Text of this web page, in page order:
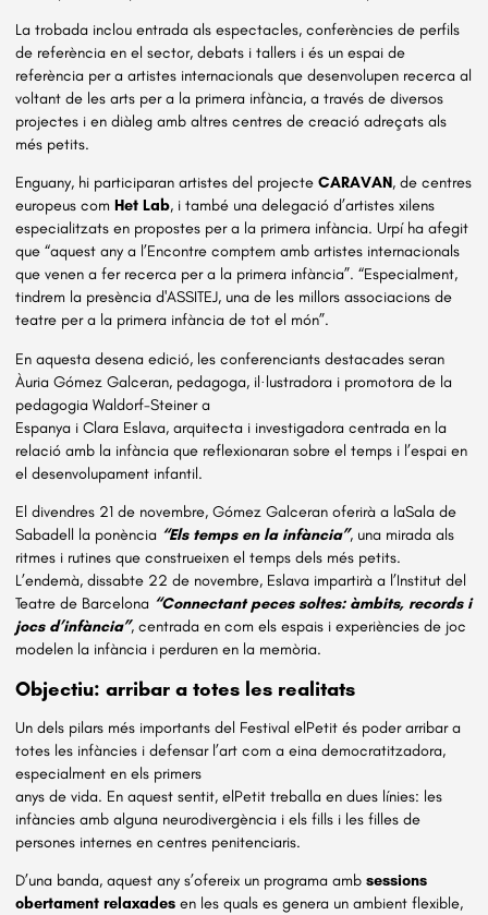
La trobada inclou entrada als espectacles, conferències de perfils
de referència en el sector, debats i tallers i és un espai de
referència per a artistes internacionals que desenvolupen recerca al
voltant de les arts per a la primera infància, a través de diversos
projectes i en diàleg amb altres centres de creació adreçats als
més petits.
Enguany, hi participaran artistes del projecteCARAVAN, de centres
europeus comHet Lab, i també una delegació d’artistes xilens
especialitzats en propostes per a la primera infància. Urpí ha afegit
que “aquest any a l’Encontre comptem amb artistes internacionals
que venen a fer recerca per a la primera infància”. “Especialment,
tindrem la presència d'ASSITEJ, una de les millors associacions de
teatre per a la primera infància de tot el món”.
En aquesta desena edició, les conferenciants destacades seran
Àuria Gómez Galceran, pedagoga, il·lustradora i promotora de la
pedagogia Waldorf-Steiner a
Espanya i Clara Eslava, arquitecta i investigadora centrada en la
relació amb la infància que reflexionaran sobre el temps i l’espai en
el desenvolupament infantil.
El divendres 21 de novembre, Gómez Galceran oferirà a laSala de
Sabadell la ponència “Els temps en la infància”, una mirada als
ritmes i rutines que construeixen el temps dels més petits.
L’endemà, dissabte 22 de novembre, Eslava impartirà a l’Institut del
Teatre de Barcelona “Connectant peces soltes: àmbits, records i
jocs d’infància”, centrada en com els espais i experiències de joc
modelen la infància i perduren en la memòria.
Objectiu: arribar a totes les realitats
Un dels pilars més importants del Festival elPetit és poder arribar a
totes les infàncies i defensar l’art com a eina democratitzadora,
especialment en els primers
anys de vida. En aquest sentit, elPetit treballa en dues línies: les
infàncies amb alguna neurodivergència i els fills i les filles de
persones internes en centres penitenciaris.
D’una banda, aquest any s’ofereix un programa ambsessions
obertament relaxadesen les quals es genera un ambient flexible,